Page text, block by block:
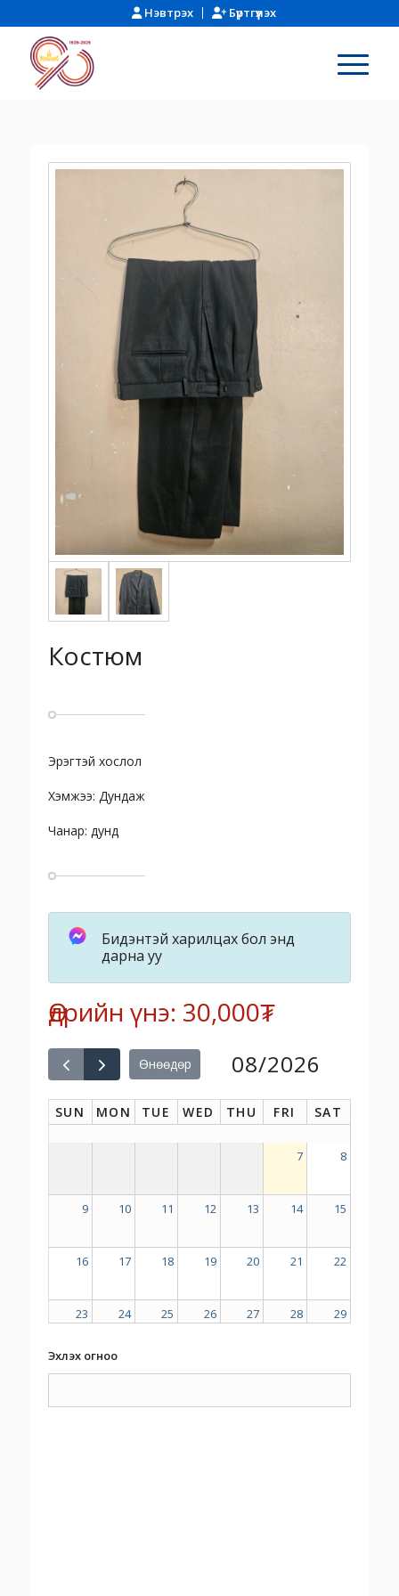
Нэвтрэх Бүртгүүлэх
Костюм
Эрэгтэй хослол
Хэмжээ: Дундаж
Чанар: дунд
Бидэнтэй харилцах бол энд
дарна уу
Өдрийн үнэ: 30,000₮
Өнөөдөр 08/2026
SUN MON TUE WED THU FRI SAT
7 8
9 10 11 12 13 14 15
16 17 18 19 20 21 22
23 24 25 26 27 28 29
Эхлэх огноо